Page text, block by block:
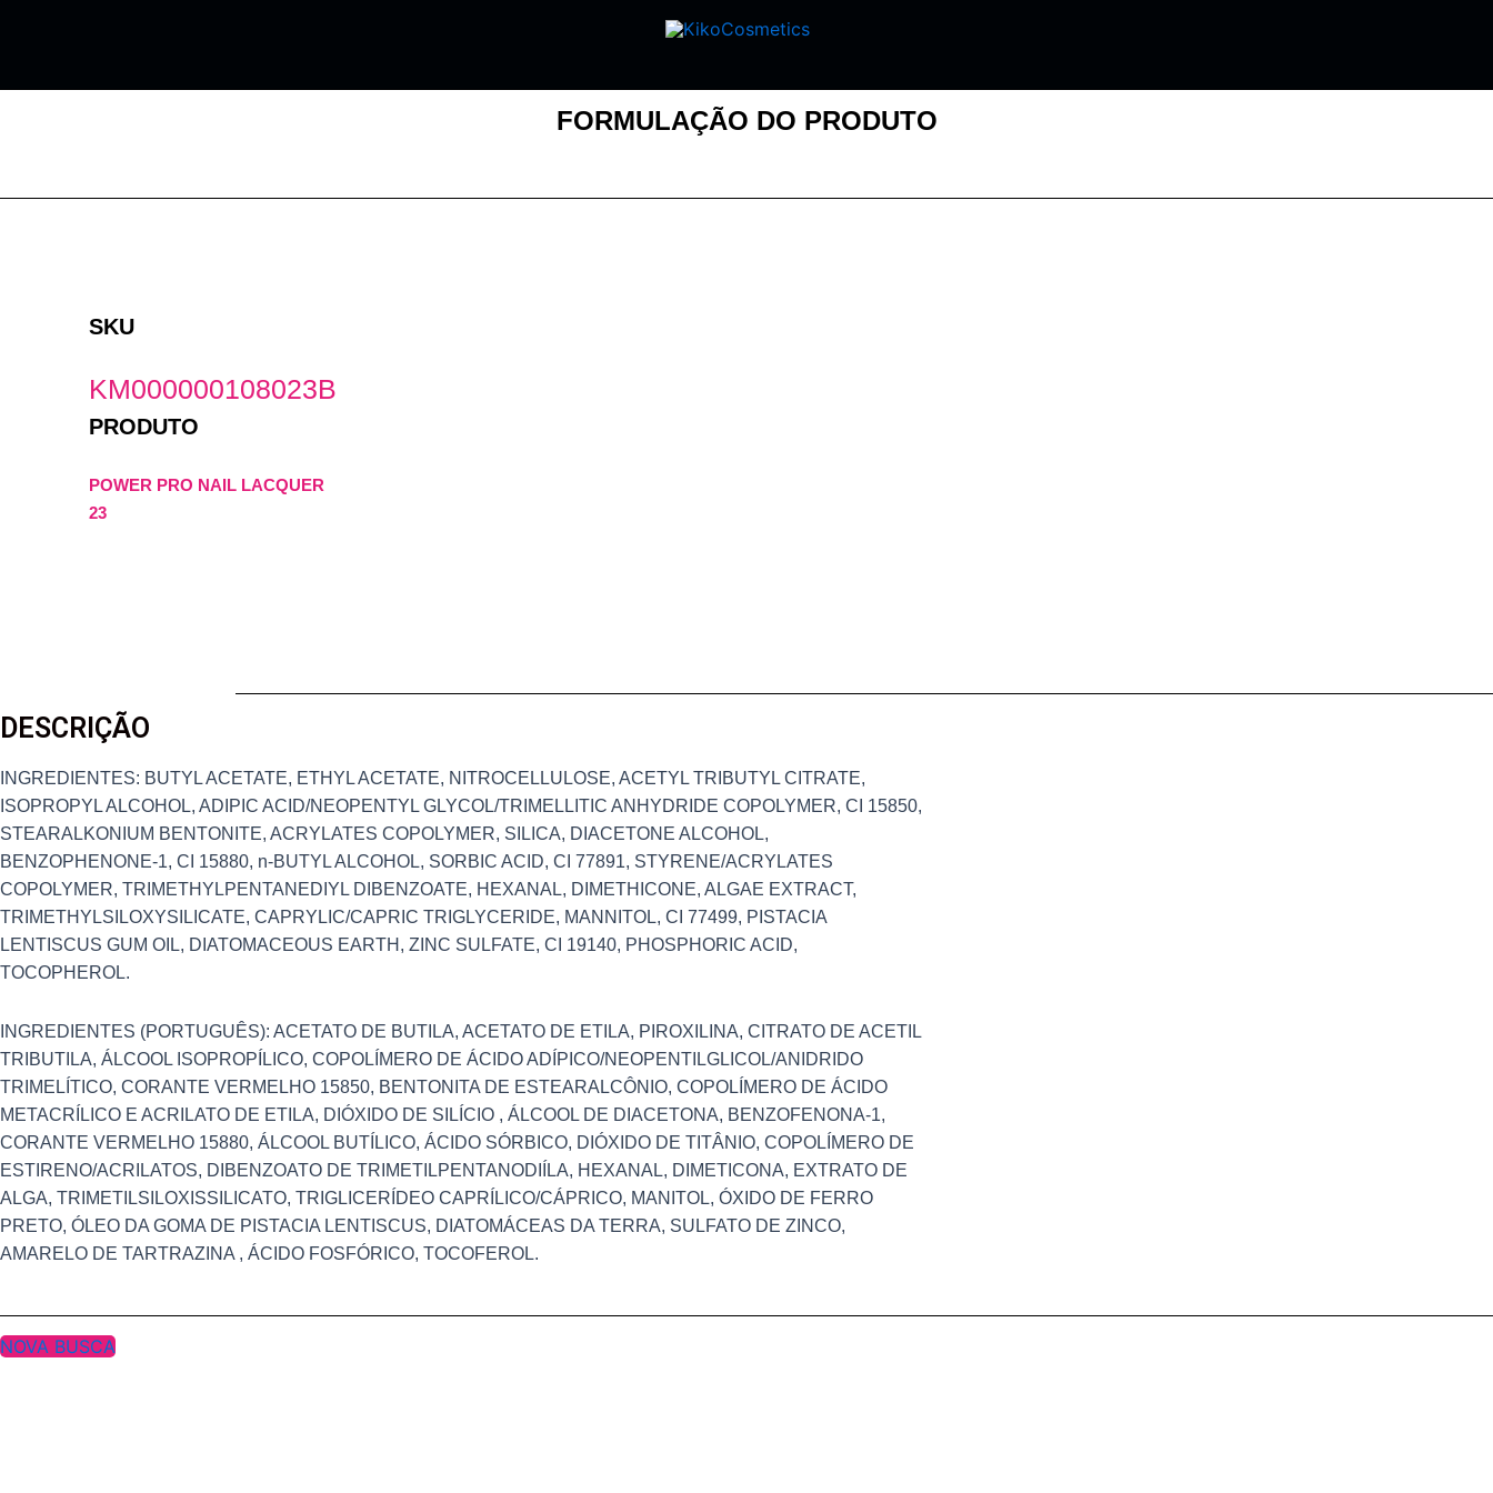
conteúdo
FORMULAÇÃO DO PRODUTO
SKU
KM000000108023B
PRODUTO
POWER PRO NAIL LACQUER
23
DESCRIÇÃO
INGREDIENTES: BUTYL ACETATE, ETHYL ACETATE, NITROCELLULOSE, ACETYL TRIBUTYL CITRATE,
ISOPROPYL ALCOHOL, ADIPIC ACID/NEOPENTYL GLYCOL/TRIMELLITIC ANHYDRIDE COPOLYMER, CI 15850,
STEARALKONIUM BENTONITE, ACRYLATES COPOLYMER, SILICA, DIACETONE ALCOHOL,
BENZOPHENONE-1, CI 15880, n-BUTYL ALCOHOL, SORBIC ACID, CI 77891, STYRENE/ACRYLATES
COPOLYMER, TRIMETHYLPENTANEDIYL DIBENZOATE, HEXANAL, DIMETHICONE, ALGAE EXTRACT,
TRIMETHYLSILOXYSILICATE, CAPRYLIC/CAPRIC TRIGLYCERIDE, MANNITOL, CI 77499, PISTACIA
LENTISCUS GUM OIL, DIATOMACEOUS EARTH, ZINC SULFATE, CI 19140, PHOSPHORIC ACID,
TOCOPHEROL.
INGREDIENTES (PORTUGUÊS): ACETATO DE BUTILA, ACETATO DE ETILA, PIROXILINA, CITRATO DE ACETIL
TRIBUTILA, ÁLCOOL ISOPROPÍLICO, COPOLÍMERO DE ÁCIDO ADÍPICO/NEOPENTILGLICOL/ANIDRIDO
TRIMELÍTICO, CORANTE VERMELHO 15850, BENTONITA DE ESTEARALCÔNIO, COPOLÍMERO DE ÁCIDO
METACRÍLICO E ACRILATO DE ETILA, DIÓXIDO DE SILÍCIO , ÁLCOOL DE DIACETONA, BENZOFENONA-1,
CORANTE VERMELHO 15880, ÁLCOOL BUTÍLICO, ÁCIDO SÓRBICO, DIÓXIDO DE TITÂNIO, COPOLÍMERO DE
ESTIRENO/ACRILATOS, DIBENZOATO DE TRIMETILPENTANODIÍLA, HEXANAL, DIMETICONA, EXTRATO DE
ALGA, TRIMETILSILOXISSILICATO, TRIGLICERÍDEO CAPRÍLICO/CÁPRICO, MANITOL, ÓXIDO DE FERRO
PRETO, ÓLEO DA GOMA DE PISTACIA LENTISCUS, DIATOMÁCEAS DA TERRA, SULFATO DE ZINCO,
AMARELO DE TARTRAZINA , ÁCIDO FOSFÓRICO, TOCOFEROL.
NOVA BUSCA